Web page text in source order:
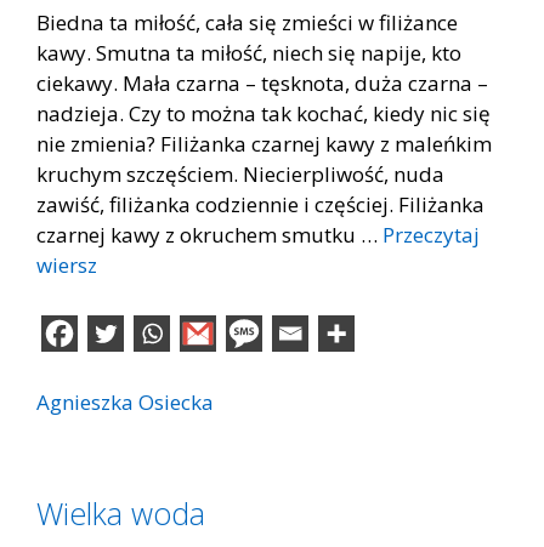
Biedna ta miłość, cała się zmieści w filiżance
kawy. Smutna ta miłość, niech się napije, kto
ciekawy. Mała czarna – tęsknota, duża czarna –
nadzieja. Czy to można tak kochać, kiedy nic się
nie zmienia? Filiżanka czarnej kawy z maleńkim
kruchym szczęściem. Niecierpliwość, nuda
zawiść, filiżanka codziennie i częściej. Filiżanka
czarnej kawy z okruchem smutku … Przeczytaj
wiersz
Agnieszka Osiecka
Wielka woda